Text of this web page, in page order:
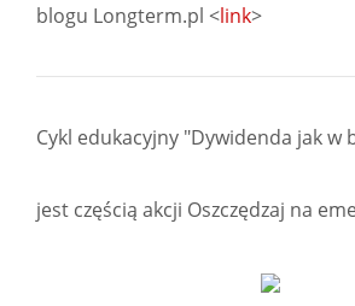
blogu Longterm.pl <link>
Cykl edukacyjny "Dywidenda jak w
jest częścią akcji Oszczędzaj na